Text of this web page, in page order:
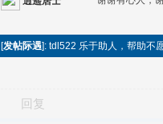
[发帖际遇]: tdl522 乐于助人，帮助不
回复